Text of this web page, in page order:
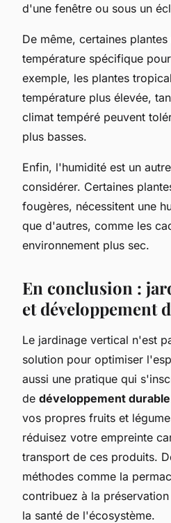
d'une fenêtre ou sous un
De même, certaines
température spécifique
exemple, les plantes
température plus élevée,
climat tempéré peuvent
plus basses.
Enfin, l'humidité est un
considérer. Certaines
fougères, nécessitent une
que d'autres, comme les
environnement plus sec.
En conclusion :
et développement
Le jardinage vertical n'est
solution pour optimiser
aussi une pratique qui
de développement durable
vos propres fruits et
réduisez votre empreinte
transport de ces produits.
méthodes comme la
contribuez à la
la santé de l'écosystème.